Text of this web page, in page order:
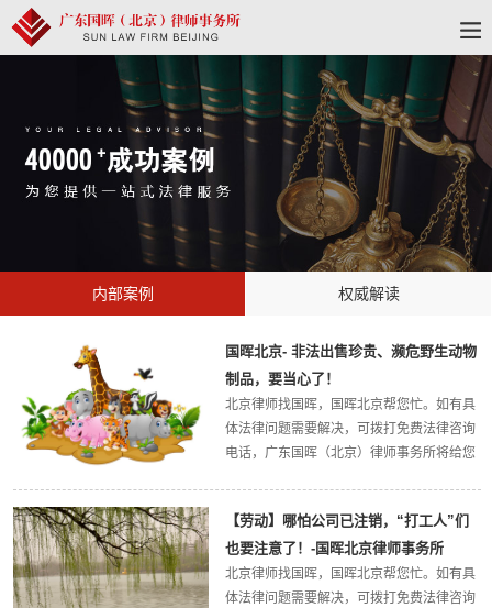
内部案例 权威解读
国晖北京- 非法出售珍贵、濒危野生动物
制品，要当心了！
北京律师找国晖，国晖北京帮您忙。如有具
体法律问题需要解决，可拨打免费法律咨询
电话，广东国晖（北京）律师事务所将给您
北京律所小编带大家了解一下：非法出售珍
贵、...
【劳动】哪怕公司已注销，“打工人”们
也要注意了！-国晖北京律师事务所
北京律师找国晖，国晖北京帮您忙。如有具
体法律问题需要解决，可拨打免费法律咨询